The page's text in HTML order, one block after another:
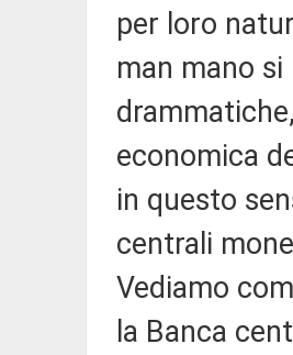
per loro
man mano
economica
in questo
centrali
Vediamo
la Banca